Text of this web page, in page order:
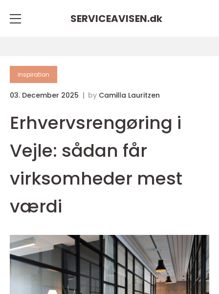
SERVICEAVISEN.dk
inspiration
03. December 2025 by Camilla Lauritzen
Erhvervsrengøring i
Vejle: sådan får
virksomheder mest
værdi